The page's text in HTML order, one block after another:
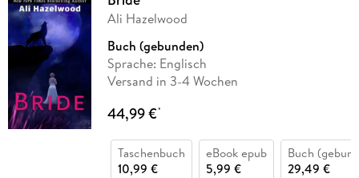
Ali Hazelwood
Buch (gebunden)
Sprache: Englisch
Versand in 3-4 Wochen
44,99 €*
Taschenbuch
10,99 €
eBook epub
5,99 €
Buch
29,49 €